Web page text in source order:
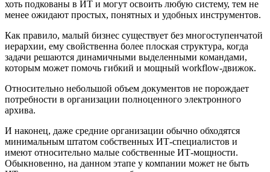
хоть подкованы в ИТ и могут освоить любую систему, тем не
менее ожидают простых, понятных и удобных инструментов.
Как правило, малый бизнес существует без многоступенчатой
иерархии, ему свойственна более плоская структура, когда
задачи решаются динамичными выделенными командами,
которым может помочь гибкий и мощный workflow-движок.
Относительно небольшой объем документов не порождает
потребности в организации полноценного электронного
архива.
И наконец, даже средние организации обычно обходятся
минимальным штатом собственных ИТ-специалистов и
имеют относительно малые собственные ИТ-мощности.
Обыкновенно, на данном этапе у компании может не быть